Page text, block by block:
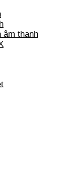
âm thanh